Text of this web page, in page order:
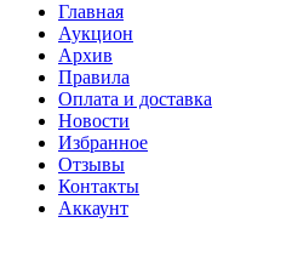
Главная
Аукцион
Архив
Правила
Оплата и доставка
Новости
Избранное
Отзывы
Контакты
Аккаунт